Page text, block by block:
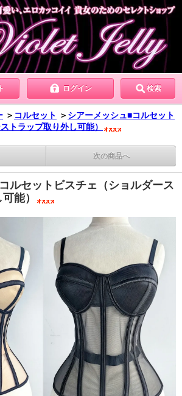
ログイン 検索
＞ コルセット ＞ シアーメッシュ■コルセット
トラップ取り外し可能）
次の商品へ
ルセットビスチェ（ショルダース
能）